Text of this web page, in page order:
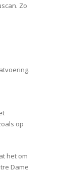
Zo
op
het om
Dame